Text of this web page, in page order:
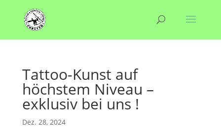
Tattoo-Kunst auf
höchstem Niveau –
exklusiv bei uns !
Dez. 28, 2024